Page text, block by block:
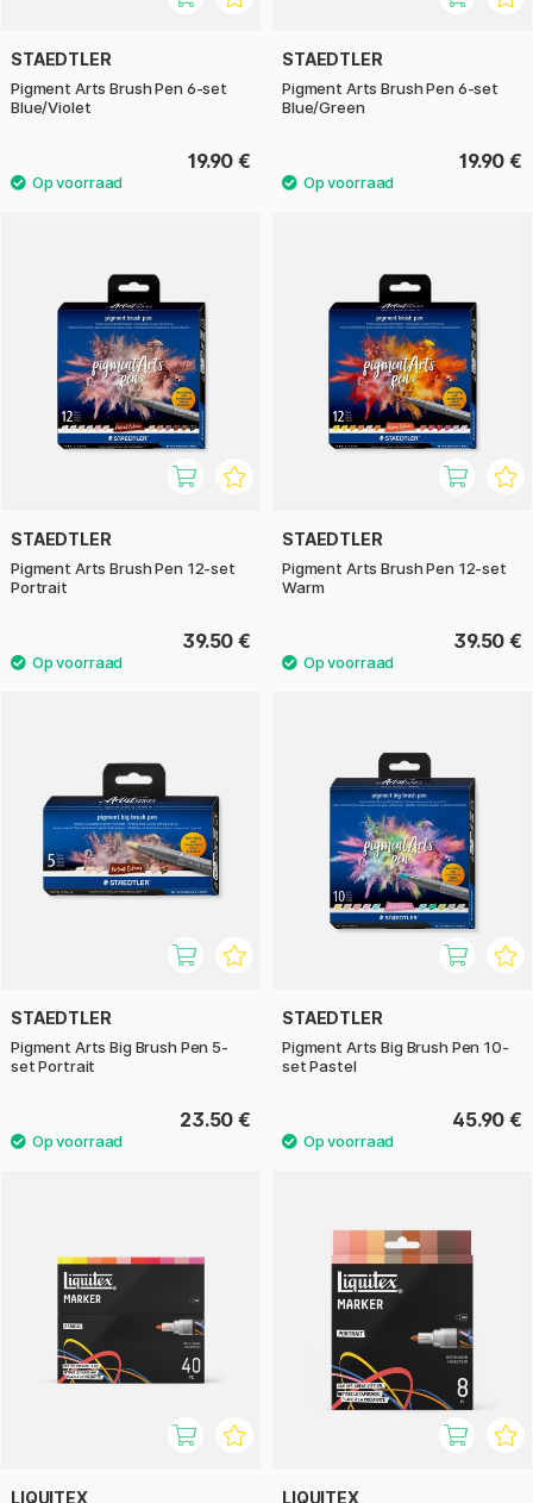
STAEDTLER
Pigment Arts Brush Pen 6-set
Blue/Violet
19.90 €
STAEDTLER
Pigment Arts Brush Pen 6-set
Blue/Green
19.90 €
STAEDTLER
Pigment Arts Brush Pen 12-set
Portrait
39.50 €
STAEDTLER
Pigment Arts Brush Pen 12-set
Warm
39.50 €
STAEDTLER
Pigment Arts Big Brush Pen 5-
set Portrait
23.50 €
STAEDTLER
Pigment Arts Big Brush Pen 10-
set Pastel
45.90 €
LIQUITEX LIQUITEX